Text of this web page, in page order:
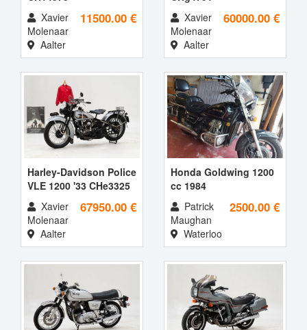
11500.00 €
Xavier
Molenaar
Aalter
60000.00 €
Xavier
Molenaar
Aalter
Harley-Davidson Police
VLE 1200 '33 CHe3325
67950.00 €
Xavier
Molenaar
Aalter
Honda Goldwing 1200
cc 1984
2500.00 €
Patrick
Maughan
Waterloo